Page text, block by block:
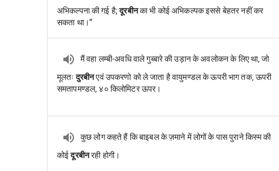
अभिकल्पना की गई है;दूरबीनका भी कोई अभिकल्पक इससे बेहतर नहीं कर
सकता था।”
मैं वहा लम्बी-अवधि वाले गुब्बारे की उड़ान के अवलोकन के लिए था, जो
मूलतःदुरबीनएवं उपकरणो को ले जाता है वायुमण्डल के ऊपरी भाग तक, ऊपरी
समतापमण्डल, ४० किलोमिटर ऊपर।
कुछ लोग कहते हैं कि बाइबल के ज़माने में लोगों के पास पुराने किस्म की
कोईदूरबीनरही होगी।